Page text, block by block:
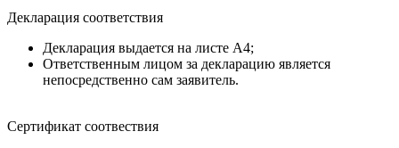
Декларация соответствия
Декларация выдается на листе А4;
Ответственным лицом за декларацию является
непосредственно сам заявитель.
Сертификат соотвествия